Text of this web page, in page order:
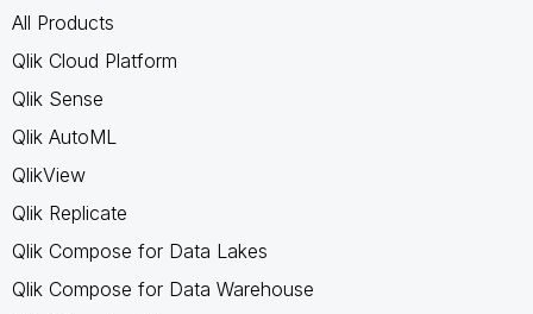
All Products
Qlik Cloud Platform
Qlik Sense
Qlik AutoML
QlikView
Qlik Replicate
Qlik Compose for Data Lakes
Qlik Compose for Data Warehouse